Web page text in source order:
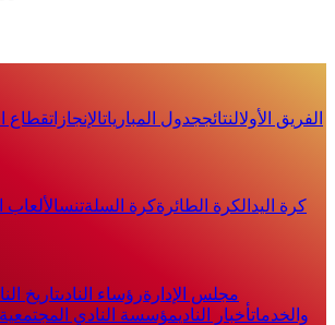
الفريق الأولالنتائججدول المبارياتالإنجازاتقطاع
كرة اليد الكرة الطائرةكرة السلةتنسالألعاب
مجلس الإدارةرؤساء النادىتاريخ
والخدماتأخبار الناديمؤسسة النادي المجتمعية